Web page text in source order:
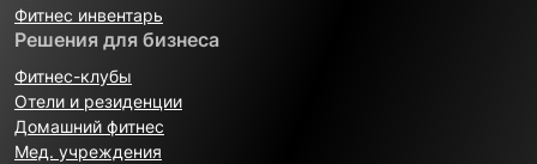
Фитнес инвентарь
Решения для бизнеса
Фитнес-клубы
Отели и резиденции
Домашний фитнес
Мед. учреждения